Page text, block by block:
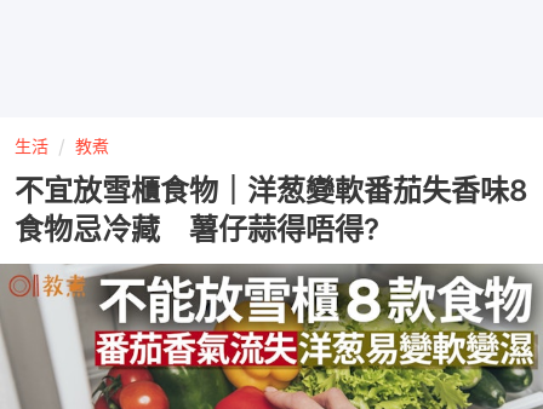
生活 教煮
不宜放雪櫃食物｜洋葱變軟番茄失香味8
食物忌冷藏 薯仔蒜得唔得?